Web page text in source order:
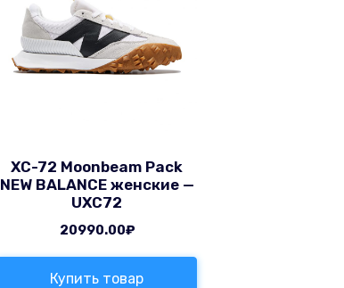
XC-72 Moonbeam Pack
NEW BALANCE женские —
UXC72
20990.00₽
Купить товар